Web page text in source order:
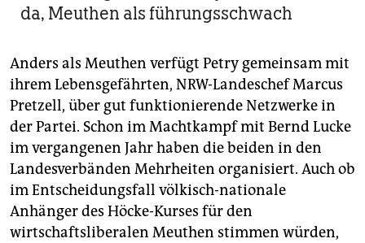
da, Meuthen als führungsschwach
Anders als Meuthen verfügt Petry gemeinsam mit
ihrem Lebensgefährten, NRW-Landeschef Marcus
Pretzell, über gut funktionierende Netzwerke in
der Partei. Schon im Machtkampf mit Bernd Lucke
im vergangenen Jahr haben die beiden in den
Landesverbänden Mehrheiten organisiert. Auch ob
im Entscheidungsfall völkisch-nationale
Anhänger des Höcke-Kurses für den
wirtschaftsliberalen Meuthen stimmen würden,